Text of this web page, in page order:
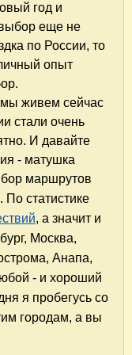
год и
еще не
по России, то
опыт
мы живем сейчас
стали очень
И давайте
- матушка
маршрутов
статистике
, а значит и
Москва,
Анапа,
- и хороший
я пробегусь со
городам, а вы